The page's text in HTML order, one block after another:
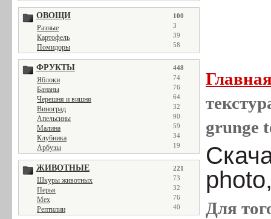
ОВОЩИ 100
Разные 3
Картофель 39
Помидоры 58
ФРУКТЫ 448
Яблоки 74
Бананы 76
Черешня и вишня 64
Виноград 32
Апельсины 90
Малина 59
Клубника 34
Арбузы 19
ЖИВОТНЫЕ 221
Шкуры животных 73
Перья 32
Мех 76
Рептилии 40
grunge
Для